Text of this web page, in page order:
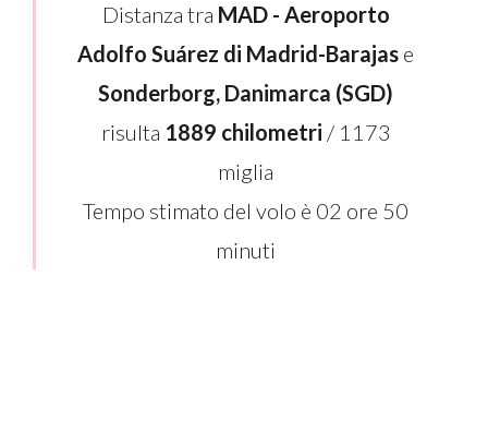
Distanza tra MAD - Aeroporto
Adolfo Suárez di Madrid-Barajas e
Sonderborg, Danimarca (SGD)
risulta 1889 chilometri / 1173
miglia
Tempo stimato del volo è 02 ore 50
minuti